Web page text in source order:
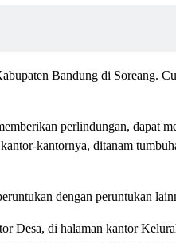
Bandung di Soreang.
perlindungan, dapat
kantornya, ditanam
dengan peruntukan
Desa, di halaman kantor